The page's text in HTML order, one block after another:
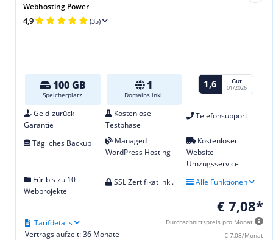
Webhosting Power
4,9 (35)
100 GB
Speicherplatz
1
Domains inkl.
1,6 Gut
01/2026
Geld-zurück-
Garantie
Kostenlose
Testphase
Telefonsupport
Tägliches Backup
Managed
WordPress Hosting
Kostenloser
Website-
Umzugsservice
Für bis zu 10
Webprojekte
SSL Zertifikat inkl. Alle Funktionen
€ 7,08*
Durchschnittspreis pro Monat
€ 7,08/Monat
Vertragslaufzeit: 36 Monate
Tarifdetails